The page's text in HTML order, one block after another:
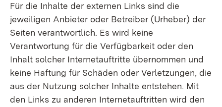
Für die Inhalte der externen Links sind die
jeweiligen Anbieter oder Betreiber (Urheber) der
Seiten verantwortlich. Es wird keine
Verantwortung für die Verfügbarkeit oder den
Inhalt solcher Internetauftritte übernommen und
keine Haftung für Schäden oder Verletzungen, die
aus der Nutzung solcher Inhalte entstehen. Mit
den Links zu anderen Internetauftritten wird den